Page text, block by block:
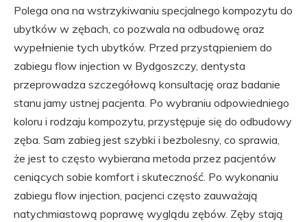
Polega ona na wstrzykiwaniu specjalnego kompozytu do
ubytków w zębach, co pozwala na odbudowę oraz
wypełnienie tych ubytków. Przed przystąpieniem do
zabiegu flow injection w Bydgoszczy, dentysta
przeprowadza szczegółową konsultację oraz badanie
stanu jamy ustnej pacjenta. Po wybraniu odpowiedniego
koloru i rodzaju kompozytu, przystępuje się do odbudowy
zęba. Sam zabieg jest szybki i bezbolesny, co sprawia,
że jest to często wybierana metoda przez pacjentów
ceniących sobie komfort i skuteczność. Po wykonaniu
zabiegu flow injection, pacjenci często zauważają
natychmiastową poprawę wyglądu zębów. Zęby stają